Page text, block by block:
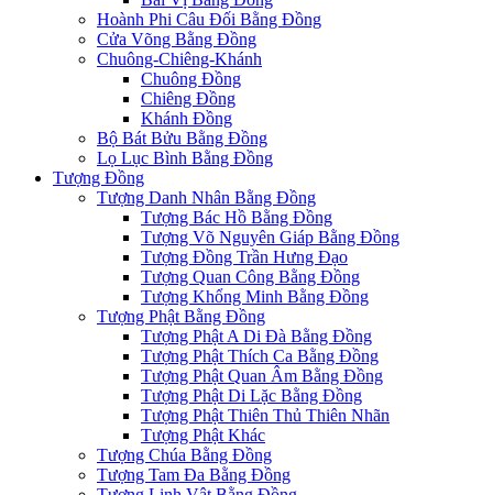
Hoành Phi Câu Đối Bằng Đồng
Cửa Võng Bằng Đồng
Chuông-Chiêng-Khánh
Chuông Đồng
Chiêng Đồng
Khánh Đồng
Bộ Bát Bửu Bằng Đồng
Lọ Lục Bình Bằng Đồng
Tượng Đồng
Tượng Danh Nhân Bằng Đồng
Tượng Bác Hồ Bằng Đồng
Tượng Võ Nguyên Giáp Bằng Đồng
Tượng Đồng Trần Hưng Đạo
Tượng Quan Công Bằng Đồng
Tượng Khổng Minh Bằng Đồng
Tượng Phật Bằng Đồng
Tượng Phật A Di Đà Bằng Đồng
Tượng Phật Thích Ca Bằng Đồng
Tượng Phật Quan Âm Bằng Đồng
Tượng Phật Di Lặc Bằng Đồng
Tượng Phật Thiên Thủ Thiên Nhãn
Tượng Phật Khác
Tượng Chúa Bằng Đồng
Tượng Tam Đa Bằng Đồng